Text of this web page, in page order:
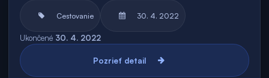
Cestovanie 30. 4. 2022
Ukončené 30. 4. 2022
Pozrieť detail